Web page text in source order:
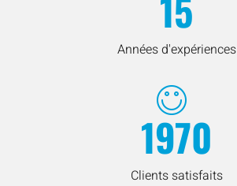
Années d'expériences
1970
Clients satisfaits